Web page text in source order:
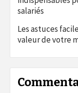
salariés
Les astuces
valeur de votre